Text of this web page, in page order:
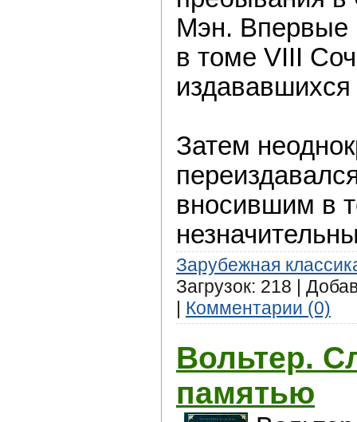
Мэн. Впервые
в томе VIII
Затем
вносившим в
Зарубежная
Загрузок: 218 |
| Комментарии (0)
Вольтер.
памятью